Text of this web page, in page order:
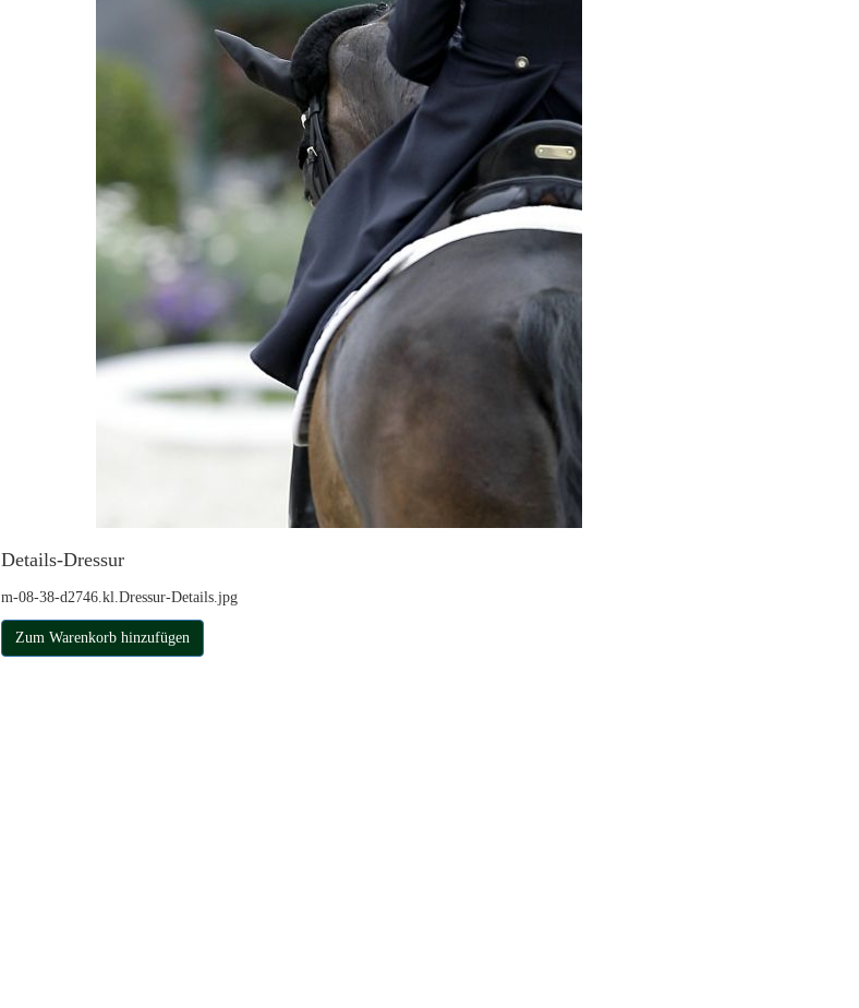
Details-Dressur
m-08-38-d2746.kl.Dressur-Details.jpg